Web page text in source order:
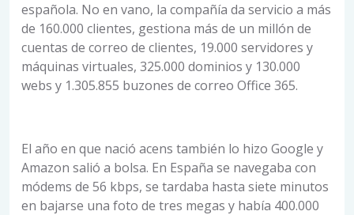
española. No en vano, la compañía da servicio a más
de 160.000 clientes, gestiona más de un millón de
cuentas de correo de clientes, 19.000 servidores y
máquinas virtuales, 325.000 dominios y 130.000
webs y 1.305.855 buzones de correo Office 365.
El año en que nació acens también lo hizo Google y
Amazon salió a bolsa. En España se navegaba con
módems de 56 kbps, se tardaba hasta siete minutos
en bajarse una foto de tres megas y había 400.000